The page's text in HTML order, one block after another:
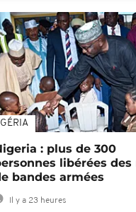
: plus de 300
libérées des
bandes armées
Il y a 23 heures